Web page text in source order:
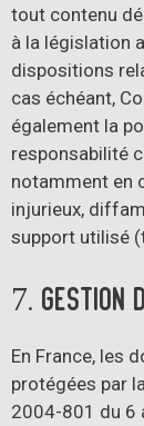
tout contenu
à la législation
dispositions
cas échéant,
également la
responsabilité
notamment en
injurieux,
support utilisé
7. Gestion
En France, les
protégées par
2004-801 du 6